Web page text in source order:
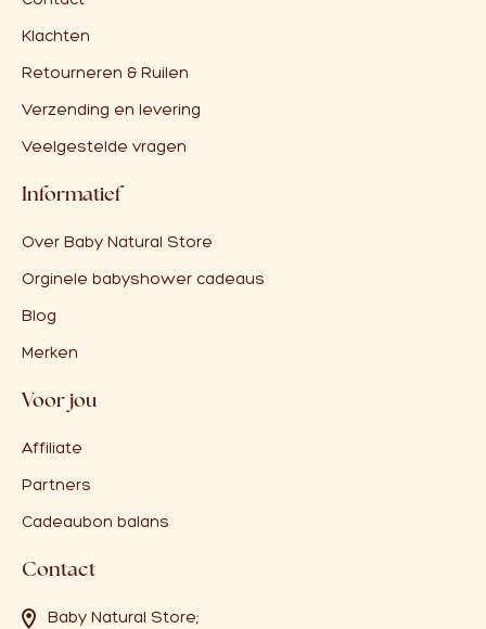
Klachten
Retourneren & Ruilen
Verzending en levering
Veelgestelde vragen
Informatief
Over Baby Natural Store
Orginele babyshower cadeaus
Blog
Merken
Voor jou
Affiliate
Partners
Cadeaubon balans
Contact
Baby Natural Store;